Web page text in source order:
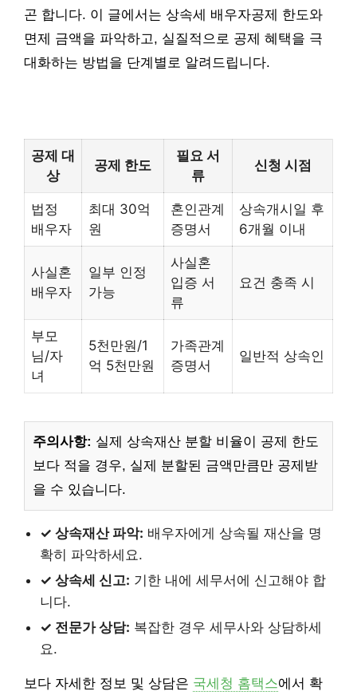
곤 합니다. 이 글에서는 상속세 배우자공제 한도와
면제 금액을 파악하고, 실질적으로 공제 혜택을 극
대화하는 방법을 단계별로 알려드립니다.
공제 대
상
공제 한도
필요 서
류
신청 시점
법정
배우자
최대 30억
원
혼인관계
증명서
상속개시일 후
6개월 이내
사실혼
배우자
일부 인정
가능
사실혼
입증 서
류
요건 충족 시
부모
님/자
녀
5천만원/1
억 5천만원
가족관계
증명서
일반적 상속인
주의사항: 실제 상속재산 분할 비율이 공제 한도
보다 적을 경우, 실제 분할된 금액만큼만 공제받
을 수 있습니다.
✓ 상속재산 파악: 배우자에게 상속될 재산을 명
확히 파악하세요.
✓ 상속세 신고: 기한 내에 세무서에 신고해야 합
니다.
✓ 전문가 상담: 복잡한 경우 세무사와 상담하세
요.
보다 자세한 정보 및 상담은 국세청 홈택스에서 확